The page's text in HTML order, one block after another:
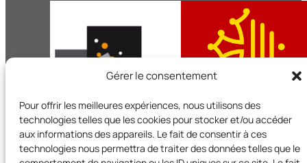
Gérer le consentement
Pour offrir les meilleures expériences, nous utilisons des
technologies telles que les cookies pour stocker et/ou accéder
aux informations des appareils. Le fait de consentir à ces
technologies nous permettra de traiter des données telles que le
Territoires et Citoyens en Occitanie est un réseau régional